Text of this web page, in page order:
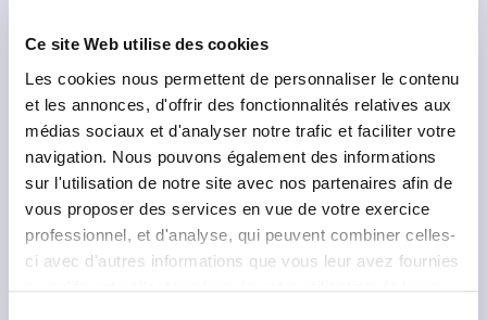
Ce site Web utilise des cookies
Les cookies nous permettent de personnaliser le contenu
et les annonces, d'offrir des fonctionnalités relatives aux
médias sociaux et d'analyser notre trafic et faciliter votre
navigation. Nous pouvons également des informations
sur l'utilisation de notre site avec nos partenaires afin de
vous proposer des services en vue de votre exercice
professionnel, et d'analyse, qui peuvent combiner celles-
ci avec d'autres informations que vous leur avez fournies
FLASH INFO
SAISINE ÉLECTRONIQUE DEVANT LE
Dans le cadre des réunions entre les
représentants du Conseil de l’Ordre